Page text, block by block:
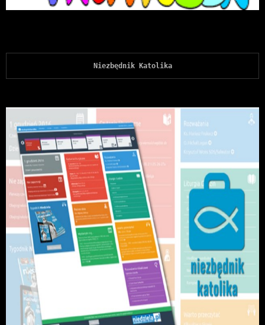
Niezbędnik Katolika